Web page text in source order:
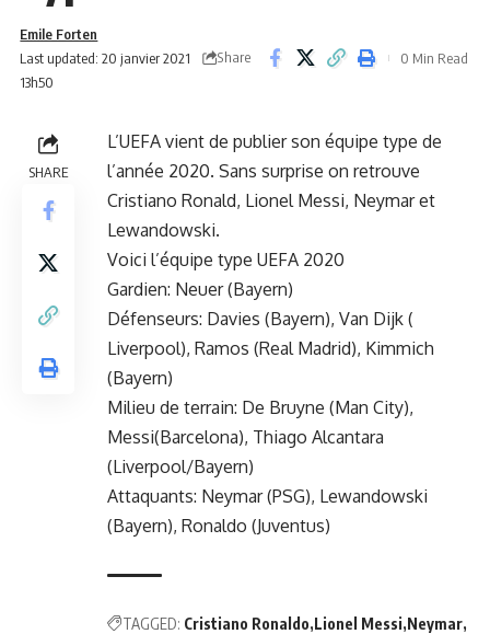
Last updated: 20 janvier 2021
13h50
Emile Forten
Share
0 Min Read
SHARE
L’UEFA vient de publier son équipe type de
l’année 2020. Sans surprise on retrouve
Cristiano Ronald, Lionel Messi, Neymar et
Lewandowski.
Voici l’équipe type UEFA 2020
Gardien: Neuer (Bayern)
Défenseurs: Davies (Bayern), Van Dijk (
Liverpool), Ramos (Real Madrid), Kimmich
(Bayern)
Milieu de terrain: De Bruyne (Man City),
Messi(Barcelona), Thiago Alcantara
(Liverpool/Bayern)
Attaquants: Neymar (PSG), Lewandowski
(Bayern), Ronaldo (Juventus)
TAGGED: Cristiano Ronaldo Lionel Messi Neymar